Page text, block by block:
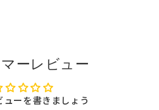
ーレビュー
ューを書きましょう